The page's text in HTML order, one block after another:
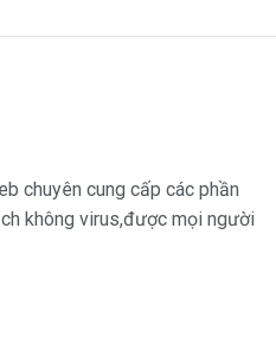
chuyên cung cấp các phần
không virus,được mọi người